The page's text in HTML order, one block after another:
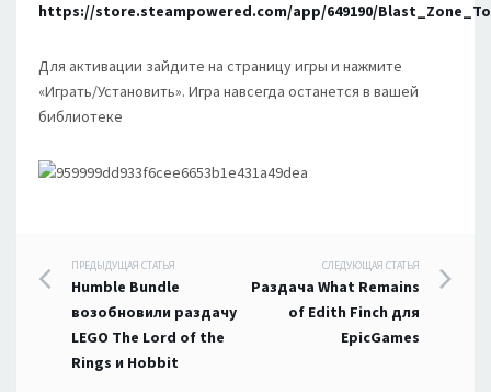
https://store.steampowered.com/app/649190/
Для активации зайдите на страницу игры и нажмите
«Играть/Установить». Игра навсегда останется в вашей
библиотеке
Навигация
по
записям
ПРЕДЫДУЩАЯ СТАТЬЯ
Humble Bundle
возобновили раздачу
LEGO The Lord of the
Rings и Hobbit
СЛЕДУЮЩАЯ СТАТЬЯ
Раздача What Remains
of Edith Finch для
EpicGames